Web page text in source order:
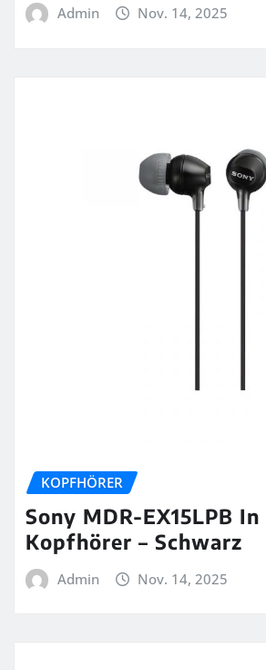
Admin Nov. 14, 2025
KOPFHÖRER
Sony MDR-EX15LPB In
Kopfhörer – Schwarz
Admin Nov. 14, 2025